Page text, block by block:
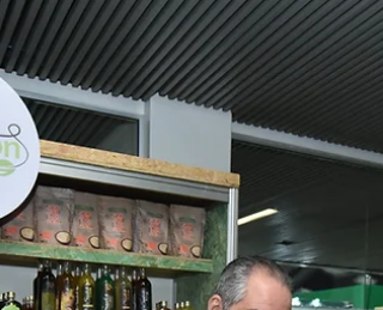
Antes de os corredores serem ocupados por
visitantes, de os painéis reunirem especialistas e
de as marcas apresentarem suas funções para o
mercado, a Feira da Indústria do Pará (FIPA) já
começou a ser construída nos bastidores. A XVII
edição do evento, que será de 20 a 23 de maio,
Hangar Centro de Convenções da Amazônia,
neste ano traz o tema “Amazônia: raiz do futuro”,
movimenta equipes técnicas, gestores,
especialistas e parceiros que envolve
planejamento estratégico,